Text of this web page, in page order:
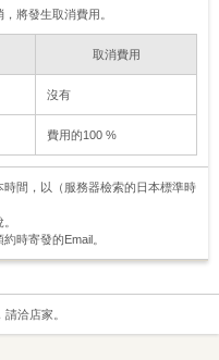
將發生取消費用。
取消費用
沒有
費用的100 %
間，以（服務器檢索的日本標準時
時寄發的Email。
洽店家。